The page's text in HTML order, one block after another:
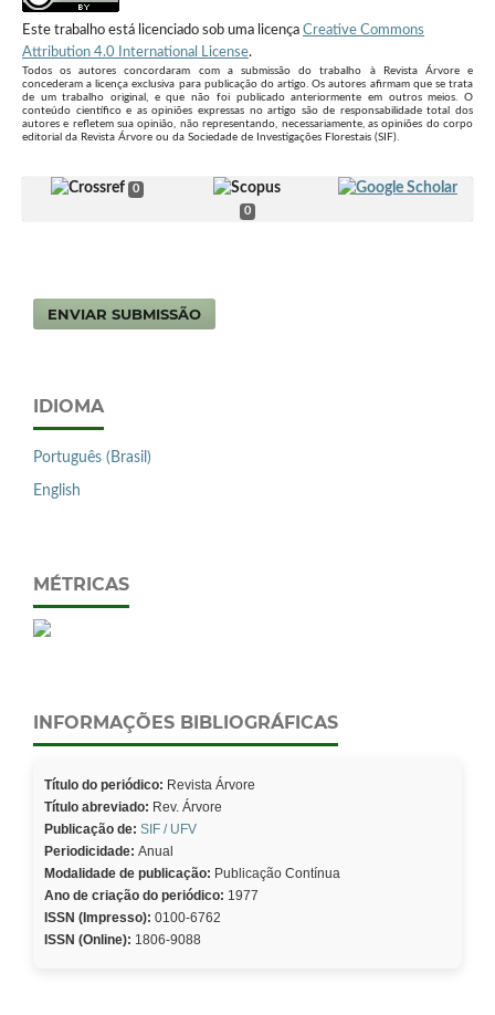
Este trabalho está licenciado sob uma licença Creative Commons
Attribution 4.0 International License.
Todos os autores concordaram com a submissão do trabalho à Revista Árvore e
concederam a licença exclusiva para publicação do artigo. Os autores afirmam que se trata
de um trabalho original, e que não foi publicado anteriormente em outros meios. O
conteúdo científico e as opiniões expressas no artigo são de responsabilidade total dos
autores e refletem sua opinião, não representando, necessariamente, as opiniões do corpo
editorial da Revista Árvore ou da Sociedade de Investigações Florestais (SIF).
0
0
ENVIAR SUBMISSÃO
IDIOMA
Português (Brasil)
English
MÉTRICAS
INFORMAÇÕES BIBLIOGRÁFICAS
Título do periódico: Revista Árvore
Título abreviado: Rev. Árvore
Publicação de: SIF / UFV
Periodicidade: Anual
Modalidade de publicação: Publicação Contínua
Ano de criação do periódico: 1977
ISSN (Impresso): 0100-6762
ISSN (Online): 1806-9088